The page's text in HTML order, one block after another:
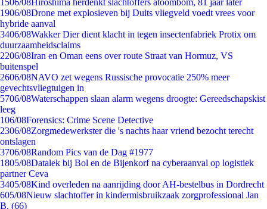
1506/08Hiroshima herdenkt slachtoffers atoombom, 81 jaar later
1906/08Drone met explosieven bij Duits vliegveld voedt vrees voor
hybride aanval
3406/08Wakker Dier dient klacht in tegen insectenfabriek Protix om
duurzaamheidsclaims
2206/08Iran en Oman eens over route Straat van Hormuz, VS
buitenspel
2606/08NAVO zet wegens Russische provocatie 250% meer
gevechtsvliegtuigen in
5706/08Waterschappen slaan alarm wegens droogte: Gereedschapskist
leeg
106/08Forensics: Crime Scene Detective
2306/08Zorgmedewerkster die 's nachts haar vriend bezocht terecht
ontslagen
3706/08Random Pics van de Dag #1977
1805/08Datalek bij Bol en de Bijenkorf na cyberaanval op logistiek
partner Ceva
3405/08Kind overleden na aanrijding door AH-bestelbus in Dordrecht
605/08Nieuw slachtoffer in kindermisbruikzaak zorgprofessional Jan
B. (66)